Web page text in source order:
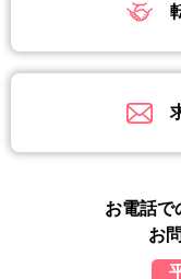
お電話で
お